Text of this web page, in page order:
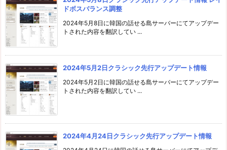
ドボスバランス調整
2024年5月8日に韓国の話せる島サーバーにてアップデー
トされた内容を翻訳してい ...
2024年5月2日クラシック先行アップデート情報
2024年5月2日に韓国の話せる島サーバーにてアップデー
トされた内容を翻訳してい ...
2024年4月24日クラシック先行アップデート情報